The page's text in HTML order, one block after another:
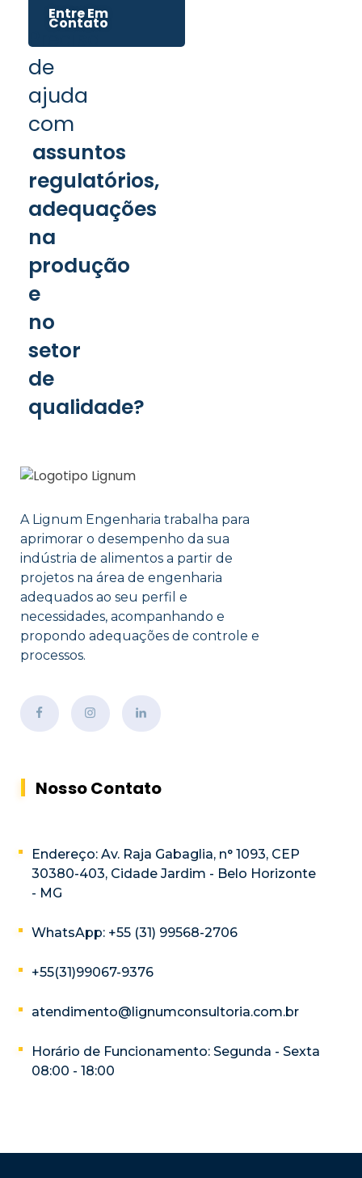
Precisa
de
ajuda
com
assuntos
regulatórios,
adequações
na
produção
e
no
setor
de
qualidade?
Entre Em
Contato
A Lignum Engenharia trabalha para
aprimorar o desempenho da sua
indústria de alimentos a partir de
projetos na área de engenharia
adequados ao seu perfil e
necessidades, acompanhando e
propondo adequações de controle e
processos.
Nosso Contato
Endereço: Av. Raja Gabaglia, n° 1093, CEP
30380-403, Cidade Jardim - Belo Horizonte
- MG
WhatsApp: +55 (31) 99568-2706
+55(31)99067-9376
atendimento@lignumconsultoria.com.br
Horário de Funcionamento: Segunda - Sexta
08:00 - 18:00